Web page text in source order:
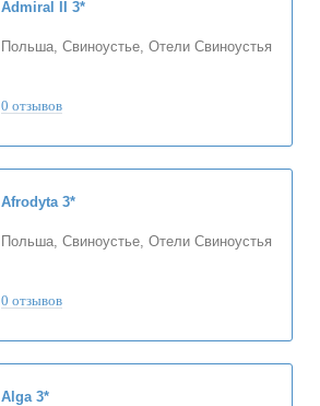
Admiral II 3*
Польша, Свиноустье, Отели Свиноустья
0 отзывов
Afrodyta 3*
Польша, Свиноустье, Отели Свиноустья
0 отзывов
Alga 3*